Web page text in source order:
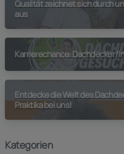
Qualität zeichnet sich durch
aus
Karrierechance: Dachdecker/
Entdecke die Welt des
Praktika bei uns!
Kategorien